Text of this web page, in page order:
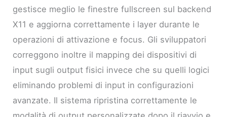
gestisce meglio le finestre fullscreen sul backend
X11 e aggiorna correttamente i layer durante le
operazioni di attivazione e focus. Gli sviluppatori
correggono inoltre il mapping dei dispositivi di
input sugli output fisici invece che su quelli logici
eliminando problemi di input in configurazioni
avanzate. Il sistema ripristina correttamente le